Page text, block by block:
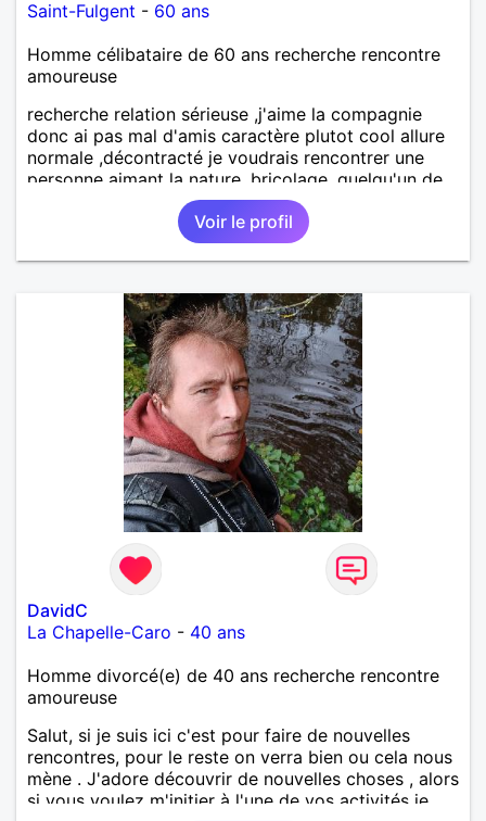
Saint-Fulgent - 60 ans
Homme célibataire de 60 ans recherche rencontre
amoureuse
recherche relation sérieuse ,j'aime la compagnie
donc ai pas mal d'amis caractère plutot cool allure
normale ,décontracté je voudrais rencontrer une
personne aimant la nature ,bricolage ,quelqu'un de
simple et naturel à vos claviers mesdames
Voir le profil
DavidC
La Chapelle-Caro - 40 ans
Homme divorcé(e) de 40 ans recherche rencontre
amoureuse
Salut, si je suis ici c'est pour faire de nouvelles
rencontres, pour le reste on verra bien ou cela nous
mène . J'adore découvrir de nouvelles choses , alors
si vous voulez m'initier à l'une de vos activités je